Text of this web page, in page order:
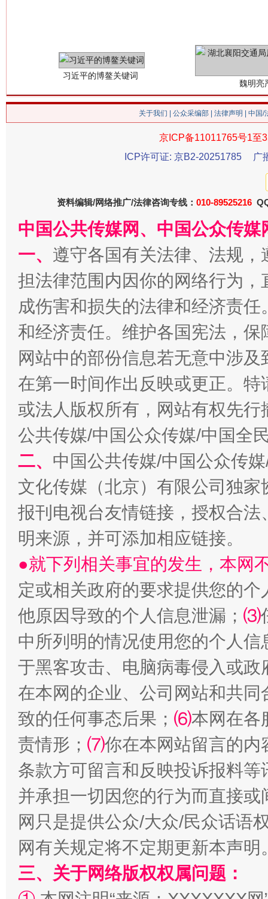
揭批美国五大"原罪" "炒
解纷+调解+退费，一次搞定
站台名比不上好声名
漫山遍野的桃花与雪山、麦地、白藏房 除
关于我们 公众采编部 法律声明 | 中国
京ICP备11011765号1至
ICP许可证: 京B2-20251785
广
资料编辑/网络推广/法律咨询专线： 010-89525216
中国公共传媒网、中国公众传
一、 遵守各国有关法律、法规
担法律范围内因你的网络行为
成伤害和损失的法律和经济责
和经济责任。维护各国宪法，
网站中的部份信息若无意中涉
在第一时间作出反映或更正。
或法人版权所有，网站有权先
公共传媒/中国公众传媒/中国全
二、 中国公共传媒/中国公众传
文化传媒（北京）有限公司独
报刊电视台友情链接，授权合
明来源，并可添加相应链接。
●就下列相关事宜的发生，本网
定或相关政府的要求提供您的个
他原因导致的个人信息泄漏； ⑶
中所列明的情况使用您的个人
于黑客攻击、电脑病毒侵入或
在本网的企业、公司网站和共
致的任何事态后果； ⑹本网在各
责情形； ⑺你在本网站留言的内
条款方可留言和反映投诉报料
并承担一切因您的行为而直接
网只是提供公众/大众/民众话语
网有关规定将不定期更新本声明
三、关于网络版权权属问题：